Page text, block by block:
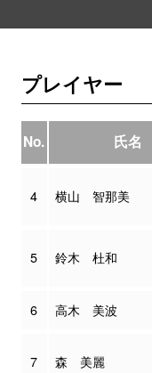
プレイヤー
No. 氏名
4 横山 智那美
5 鈴木 杜和
6 高木 美波
7 森 美麗